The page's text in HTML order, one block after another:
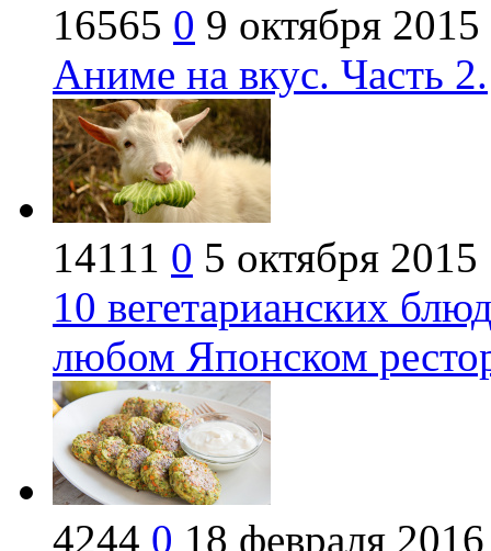
16565 0 9 октября 2015
Аниме на вкус. Часть 2.
14111 0 5 октября 2015
10 вегетарианских
любом Японском
4244 0 18 февраля 2016